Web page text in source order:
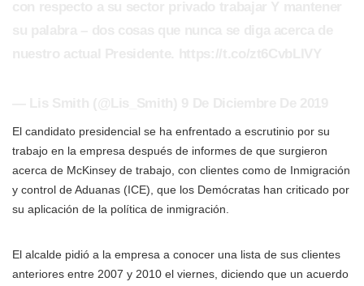
El candidato presidencial se ha enfrentado a escrutinio por su
trabajo en la empresa después de informes de que surgieron
acerca de McKinsey de trabajo, con clientes como de Inmigración
y control de Aduanas (ICE), que los Demócratas han criticado por
su aplicación de la política de inmigración.
El alcalde pidió a la empresa a conocer una lista de sus clientes
anteriores entre 2007 y 2010 el viernes, diciendo que un acuerdo